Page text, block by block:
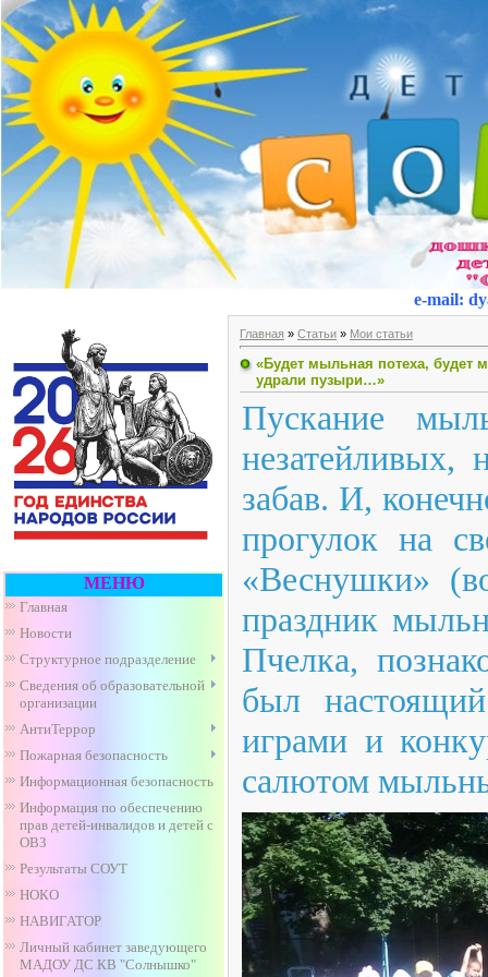
e-mail:
МЕНЮ
Главная
Новости
Структурное подразделение
Сведения об образовательной
организации
АнтиТеррор
Пожарная безопасность
Информационная безопасность
Информация по обеспечению
прав детей-инвалидов и детей с
ОВЗ
Результаты СОУТ
НОКО
НАВИГАТОР
Личный кабинет заведующего
МАДОУ ДС КВ "Солнышко"
Главная » Статьи » Мои статьи
«Будет мыльная потеха, будет
удрали пузыри…»
Пускание
незатейливых,
забав. И,
прогулок на
«Веснушки»
праздник
Пчелка,
был
играми и
салютом